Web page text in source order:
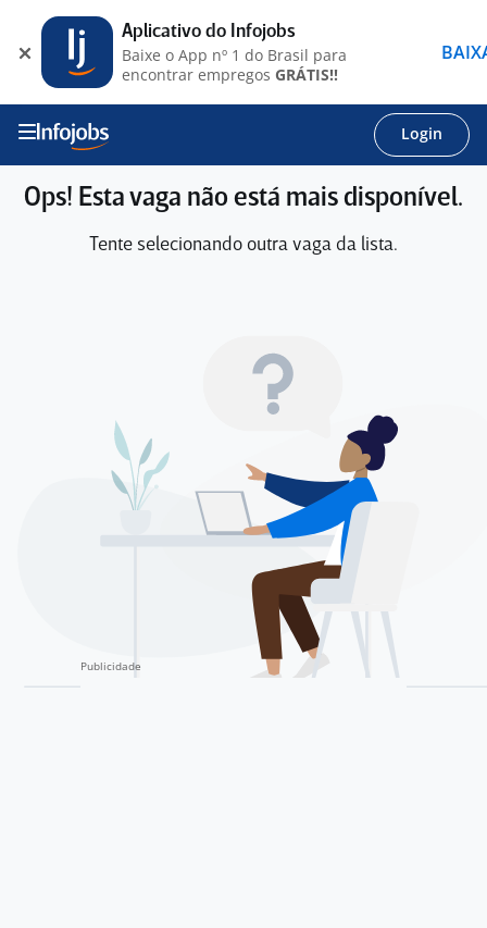
Login
Ops! Esta vaga não está mais disponível.
Tente selecionando outra vaga da lista.
Aplicativo do Infojobs
Baixe o App nº 1 do Brasil para
encontrar empregos GRÁTIS!!